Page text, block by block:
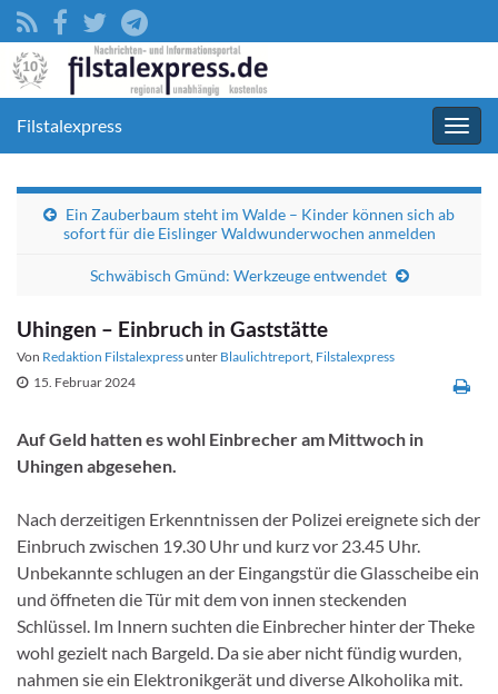
Filstalexpress
Ein Zauberbaum steht im Walde – Kinder können sich ab
sofort für die Eislinger Waldwunderwochen anmelden
Schwäbisch Gmünd: Werkzeuge entwendet
Uhingen – Einbruch in Gaststätte
Von Redaktion Filstalexpressunter Blaulichtreport, Filstalexpress
15. Februar 2024
Auf Geld hatten es wohl Einbrecher am Mittwoch in
Uhingen abgesehen.
Nach derzeitigen Erkenntnissen der Polizei ereignete sich der
Einbruch zwischen 19.30 Uhr und kurz vor 23.45 Uhr.
Unbekannte schlugen an der Eingangstür die Glasscheibe ein
und öffneten die Tür mit dem von innen steckenden
Schlüssel. Im Innern suchten die Einbrecher hinter der Theke
wohl gezielt nach Bargeld. Da sie aber nicht fündig wurden,
nahmen sie ein Elektronikgerät und diverse Alkoholika mit.